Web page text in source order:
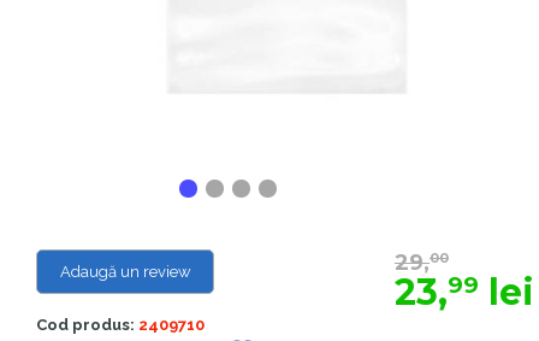
Adaugă un review
Cod produs: 2409710
29,00
23,99 lei